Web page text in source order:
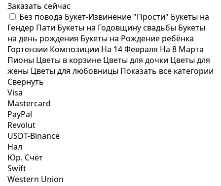
Заказать сейчас
Без повода Букет-Извинение "Прости" Букеты на
Гендер Пати Букеты на Годовщину свадьбы Букеты
на день рождения Букеты на Рождение ребёнка
Гортензии Композиции На 14 Февраля На 8 Марта
Пионы Цветы в корзине Цветы для дочки Цветы для
жены Цветы для любовницы Показать все категории
Свернуть
Visa
Mastercard
PayPal
Revolut
USDT-Binance
Нал
Юр. Счёт
Swift
Western Union